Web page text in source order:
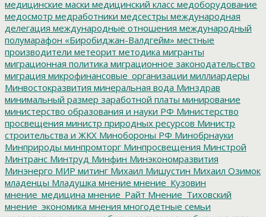
медицинские маски медицинский класс медоборудование
медосмотр медработники медсестры международная
делегация международные отношения международный
полумарафон «Биробиджан-Валдгейм» местные
производители метеорит методика мигранты
миграционная политика миграционное законодательство
миграция микрофинансовые_организации миллиардеры
Минвостокразвития минеральная вода Минздрав
минимальный размер заработной платы минирование
министерство образования и науки РФ Министерство
просвещения министр природных ресурсов Министр
строительства и ЖКХ Минобороны РФ Минобрнауки
Минприроды минпромторг Минпросвещения Минстрой
Минтранс Минтруд Минфин Минэкономразвития
Минэнерго МИР митинг Михаил Мишустин Михаил Озимок
младенцы Младушка мнение мнение_Кузовин
мнение_медицина мнение_Райт Мнение_Тиховский
мнение_экономика мнения многодетные семьи